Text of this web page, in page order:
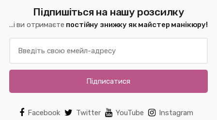
Підпишіться на нашу розсилку
...і ви отримаєте постійну знижку як майстер манікюру!
Підписатися
Facebook Twitter YouTube
Instagram